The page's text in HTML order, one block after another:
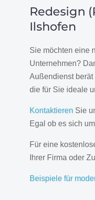
Redesign
Ilshofen
Sie möchten eine
Unternehmen?
Außendienst
die für Sie ideale
Kontaktieren Sie
Egal ob es sich
Für eine
Ihrer Firma oder
Beispiele für